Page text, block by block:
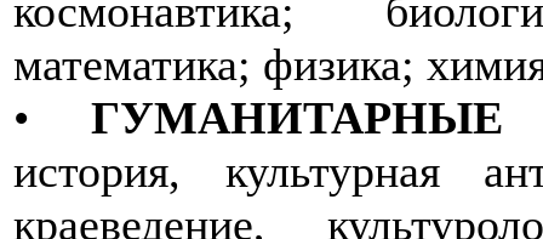
космонавтика;
математика; физика;
•
история, культурная
краеведение,